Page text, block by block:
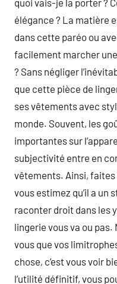
quoi vais-je la porter ?
élégance ? La matière
dans cette paréo ou
facilement marcher
? Sans négliger
que cette pièce de
ses vêtements avec
monde. Souvent, les
importantes sur
subjectivité entre en
vêtements. Ainsi, faites
vous estimez qu’il a un
raconter droit dans les
lingerie vous va ou pas.
vous que vos
chose, c’est vous voir
l’utilité définitif, vous